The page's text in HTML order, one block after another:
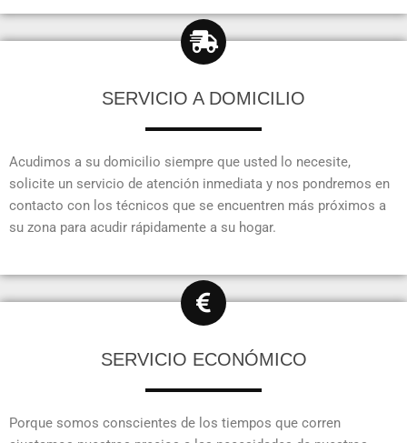
SERVICIO A DOMICILIO
Acudimos a su domicilio siempre que usted lo necesite,
solicite un servicio de atención inmediata y nos pondremos en
contacto con los técnicos que se encuentren más próximos a
su zona para acudir rápidamente a su hogar.
SERVICIO ECONÓMICO
Porque somos conscientes de los tiempos que corren